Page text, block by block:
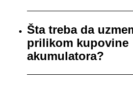
Šta treba da
prilikom kupovine
akumulatora?